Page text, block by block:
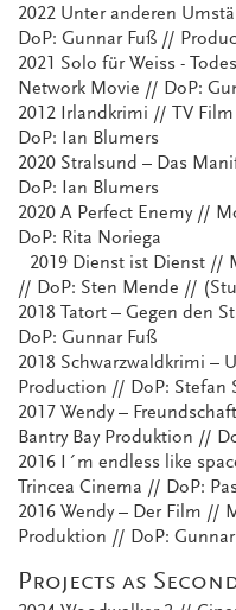
2022 Unter anderen
DoP: Gunnar Fuß //
2021 Solo für Weiss -
Network Movie // DoP:
2012 Irlandkrimi // TV
DoP: Ian Blumers
2020 Stralsund – Das
DoP: Ian Blumers
2020 A Perfect Enemy //
DoP: Rita Noriega
2019 Dienst ist Dienst //
// DoP: Sten Mende //
2018 Tatort – Gegen den
DoP: Gunnar Fuß
2018 Schwarzwaldkrimi –
Production // DoP: Stefan
2017 Wendy –
Bantry Bay Produktion //
2016 I´m endless like
Trincea Cinema // DoP:
2016 Wendy – Der Film //
Produktion // DoP:
Projects as